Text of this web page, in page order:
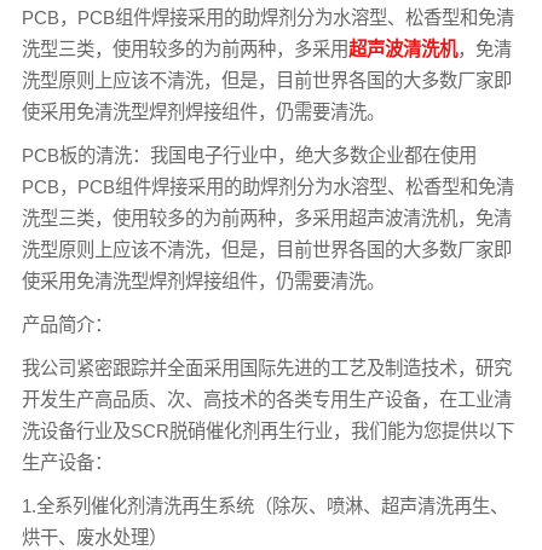
PCB，PCB组件焊接采用的助焊剂分为水溶型、松香型和免清
洗型三类，使用较多的为前两种，多采用超声波清洗机，免清
洗型原则上应该不清洗，但是，目前世界各国的大多数厂家即
使采用免清洗型焊剂焊接组件，仍需要清洗。
PCB板的清洗：我国电子行业中，绝大多数企业都在使用
PCB，PCB组件焊接采用的助焊剂分为水溶型、松香型和免清
洗型三类，使用较多的为前两种，多采用超声波清洗机，免清
洗型原则上应该不清洗，但是，目前世界各国的大多数厂家即
使采用免清洗型焊剂焊接组件，仍需要清洗。
产品简介：
我公司紧密跟踪并全面采用国际先进的工艺及制造技术，研究
开发生产高品质、次、高技术的各类专用生产设备，在工业清
洗设备行业及SCR脱硝催化剂再生行业，我们能为您提供以下
生产设备：
1.全系列催化剂清洗再生系统（除灰、喷淋、超声清洗再生、
烘干、废水处理）